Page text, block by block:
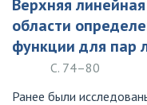
Верхняя
области
функции для пар
С. 74–80
Ранее были